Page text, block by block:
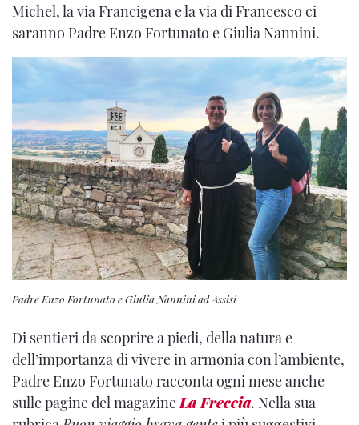
Michel, la via Francigena e la via di Francesco ci
saranno Padre Enzo Fortunato e Giulia Nannini.
Padre Enzo Fortunato e Giulia Nannini ad Assisi
Di sentieri da scoprire a piedi, della natura e
dell’importanza di vivere in armonia con l’ambiente,
Padre Enzo Fortunato racconta ogni mese anche
sulle pagine del magazine La Freccia. Nella sua